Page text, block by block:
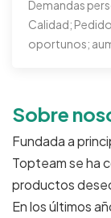
Demandas
Calidad;
oportunos;
Sobre
Fundada a
Topteam se ha
productos
En los últimos